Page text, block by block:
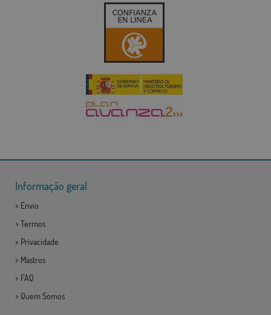
Informação geral
> Envio
> Termos
> Privacidade
> Mastros
> FAQ
> Quem Somos